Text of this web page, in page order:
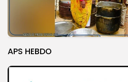
APS HEBDO